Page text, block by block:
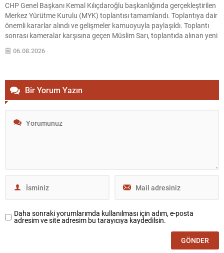
CHP Genel Başkanı Kemal Kılıçdaroğlu başkanlığında gerçekleştirilen
Merkez Yürütme Kurulu (MYK) toplantısı tamamlandı. Toplantıya dair
önemli kararlar alındı ve gelişmeler kamuoyuyla paylaşıldı. Toplantı
sonrası kameralar karşısına geçen Müslim Sarı, toplantıda alınan yeni
kararları açıklandı. Açıklamada, parti içi değerlendirmeler ile ilerleyen
süreçte atılacak adımlara ilişkin bilgiler yer aldı. Alınan Kararlara
06.08.2026
Bir Yorum Yazın
Daha sonraki yorumlarımda kullanılması için adım, e-posta
adresim ve site adresim bu tarayıcıya kaydedilsin.